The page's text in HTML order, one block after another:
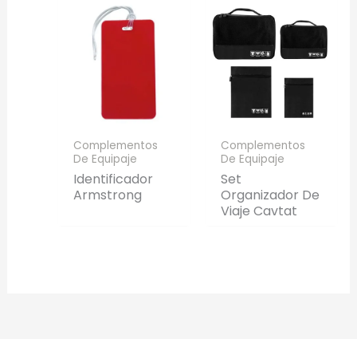
Complementos
De Equipaje
Identificador
Armstrong
Complementos
De Equipaje
Set
Organizador De
Viaje Cavtat